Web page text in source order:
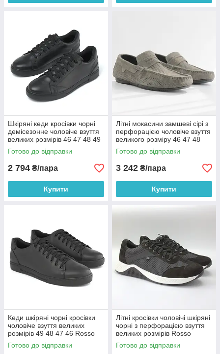
Шкіряні кеди кросівки чорні
демісезонне чоловіче взуття
великих розмірів 46 47 48 49
Rosso Avangard Puran All
Leather BS
Готово до відправки
2 794 ₴/пара
Купити
Літні мокасини замшеві сірі з
перфорацією чоловіче взуття
великого розміру 46 47 48
Rosso Avangard Classic
Neutral Grey BS
Готово до відправки
3 242 ₴/пара
Купити
Кеди шкіряні чорні кросівки
чоловіче взуття великих
розмірів 49 48 47 46 Rosso
Avangard Konvaro Black
Leather BS
Готово до відправки
Літні кросівки чоловічі шкіряні
чорні з перфорацією взуття
великих розмірів Rosso
Avangard DolGa Black Mate
Perf BS
Готово до відправки